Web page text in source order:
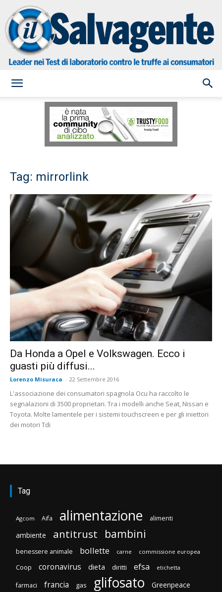
Salvagente
Tag: mirrorlink
Da Honda a Opel e Volkswagen. Ecco i
guasti più diffusi...
Lorenzo Misuraca - 22 Settembre 2016
L'associazione dei consumatori spagnola Ocu ha raccolto le
segnalazioni di 3500 proprietari. Tra i modelli anche Seat, Nissan e
Toyota. Molte lamentele per i sistemi touchscreen e per gli iniettori
dei motori Tdi
Tag
Agcom Aifa alimentazione alimenti
ambiente antitrust bambini
benessere animale bollette carne commissione europea
Coop coronavirus dieta diritti efsa etichetta
farmaci francia gas glifosato Greenpeace